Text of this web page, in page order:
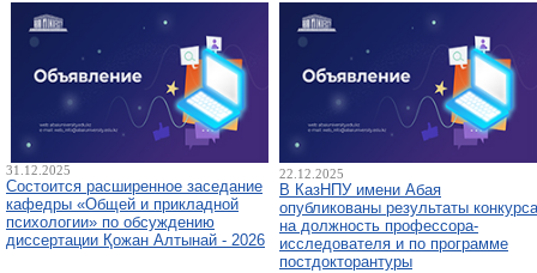
31.12.2025
Состоится расширенное заседание
кафедры «Общей и прикладной
психологии» по обсуждению
диссертации Қожан Алтынай - 2026
22.12.2025
В КазНПУ имени Абая
опубликованы результаты конкурса
на должность профессора-
исследователя и по программе
постдокторантуры